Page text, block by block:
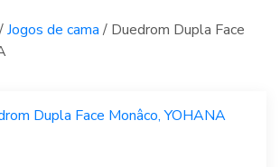
Jogos de cama/ Duedrom Dupla Face